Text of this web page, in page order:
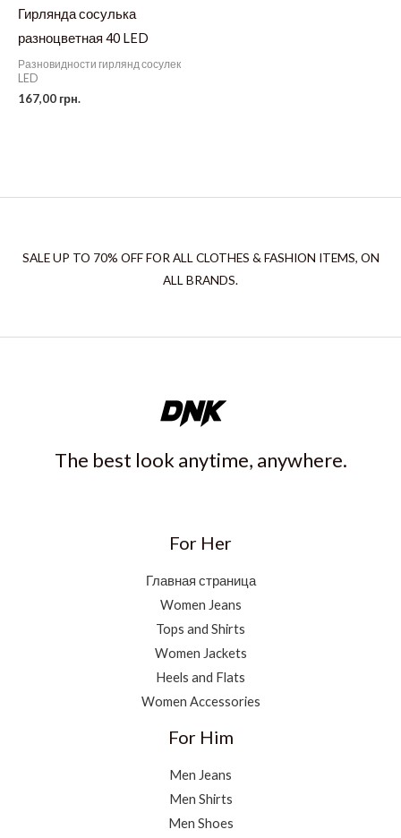
Гирлянда сосулька
разноцветная 40 LED
Разновидности гирлянд сосулек
LED
167,00 грн.
SALE UP TO 70% OFF FOR ALL CLOTHES & FASHION ITEMS, ON
ALL BRANDS.
The best look anytime, anywhere.
For Her
Главная страница
Women Jeans
Tops and Shirts
Women Jackets
Heels and Flats
Women Accessories
For Him
Men Jeans
Men Shirts
Men Shoes